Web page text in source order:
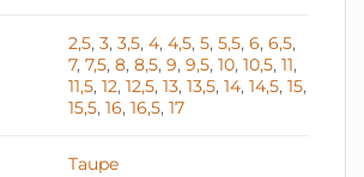
2,5,3,3,5,4,4,5,5,5,5,6,6,5,
7,7,5,8,8,5,9,9,5,10,10,5,11,
11,5,12,12,5,13,13,5,14,14,5,15,
15,5,16,16,5,17
Taupe